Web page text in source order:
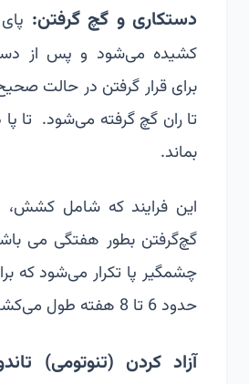
دستکاری و گچ گرفتن:
کشیده می‌شود و پس از
برای قرار گرفتن در حالت
تا ران گچ گرفته می‌شود. تا
بماند.
این فرایند که شامل
گچ‌گرفتن بطور هفتگی می
چشمگیر پا تکرار می‌شود که
حدود 6 تا 8 هفته طول می‌کشد.
آزاد کردن (تنوتومی)